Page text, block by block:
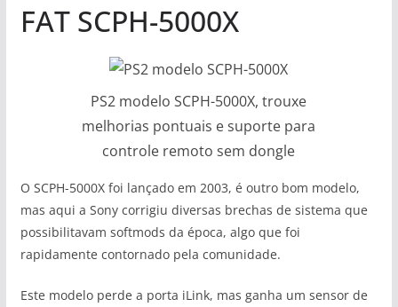
FAT SCPH-5000X
PS2 modelo SCPH-5000X, trouxe
melhorias pontuais e suporte para
controle remoto sem dongle
O SCPH-5000X foi lançado em 2003, é outro bom modelo,
mas aqui a Sony corrigiu diversas brechas de sistema que
possibilitavam softmods da época, algo que foi
rapidamente contornado pela comunidade.
Este modelo perde a porta iLink, mas ganha um sensor de